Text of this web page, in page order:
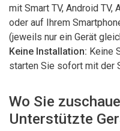
mit Smart TV, Android TV,
oder auf Ihrem
(jeweils nur ein Gerät
Keine Installation: Keine
starten Sie sofort mit der
Wo Sie
Unterstützte